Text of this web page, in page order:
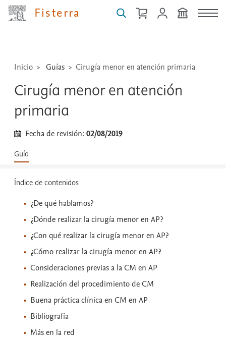
Fisterra
medicamentos,
técnicas
Inicio Guías Cirugía menor en atención primaria
Cirugía menor en atención
primaria
Fecha de revisión:02/08/2019
Guía
Índice de contenidos
¿De qué hablamos?
¿Dónde realizar la cirugía menor en AP?
¿Con qué realizar la cirugía menor en AP?
¿Cómo realizar la cirugía menor en AP?
Consideraciones previas a la CM en AP
Realización del procedimiento de CM
Buena práctica clínica en CM en AP
Bibliografía
Más en la red